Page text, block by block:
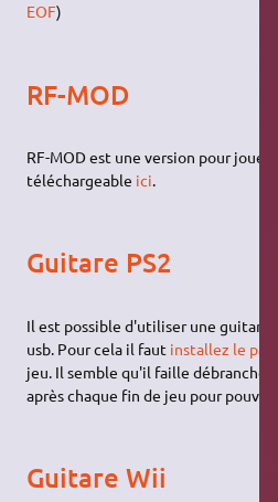
EOF)
RF-MOD
RF-MOD est une version pour jouer
téléchargeable ici.
Guitare PS2
Il est possible d'utiliser une guitare
usb. Pour cela il faut installez le
jeu. Il semble qu'il faille débrancher
après chaque fin de jeu pour
Guitare Wii